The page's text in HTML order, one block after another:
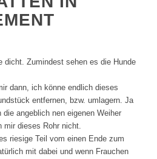
dicht. Zumindest sehen es die Hunde
dann, ich könne endlich dieses
entfernen, bzw. umlagern. Ja
angeblich nen eigenen Weiher
mir dieses Rohr nicht.
riesige Teil vom einen Ende zum
mit dabei und wenn Frauchen